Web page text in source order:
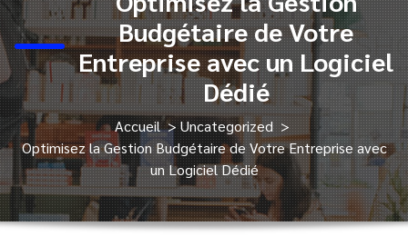
Budgétaire de Votre
Entreprise avec un Logiciel
Dédié
Accueil>Uncategorized>
Optimisez la Gestion Budgétaire de Votre Entreprise avec
un Logiciel Dédié